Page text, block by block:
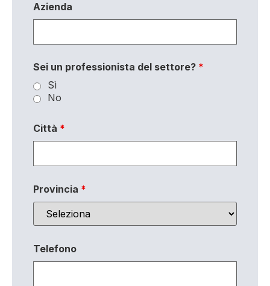
Azienda
Sei un professionista del settore? *
Sì
No
Città *
Provincia *
Telefono